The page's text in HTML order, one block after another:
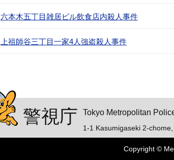
六本木五丁目雑居ビル飲食店内殺人事件
上祖師谷三丁目一家4人強盗殺人事件
警視庁 Tokyo Metropolitan
1-1 Kasumigaseki 2-
Copyright ©